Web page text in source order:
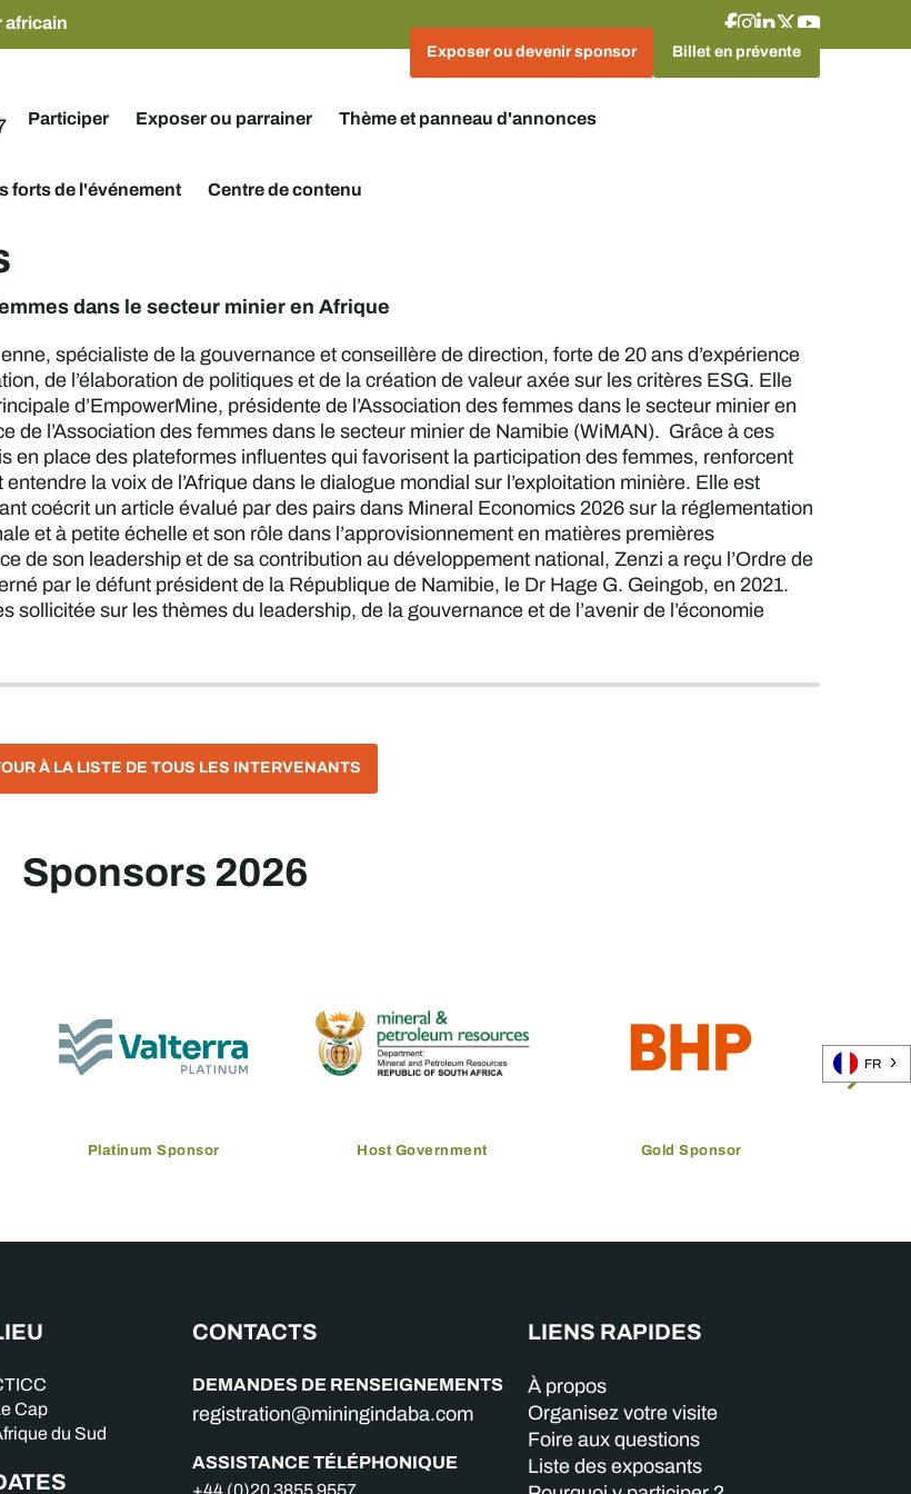
africain
Exposer ou devenir sponsor Billet en prévente
Participer Exposer ou parrainer Thème et panneau d'annonces
forts de l'événement Centre de contenu
dans le secteur minier en Afrique
spécialiste de la gouvernance et conseillère de direction, forte de 20 ans d’expérience
de l’élaboration de politiques et de la création de valeur axée sur les critères ESG. Elle
d’EmpowerMine, présidente de l’Association des femmes dans le secteur minier en
de l’Association des femmes dans le secteur minier de Namibie (WiMAN). Grâce à ces
en place des plateformes influentes qui favorisent la participation des femmes, renforcent
la voix de l’Afrique dans le dialogue mondial sur l’exploitation minière. Elle est
coécrit un article évalué par des pairs dans Mineral Economics 2026 sur la réglementation
et à petite échelle et son rôle dans l’approvisionnement en matières premières
de son leadership et de sa contribution au développement national, Zenzi a reçu l’Ordre de
par le défunt président de la République de Namibie, le Dr Hage G. Geingob, en 2021.
sollicitée sur les thèmes du leadership, de la gouvernance et de l’avenir de l’économie
À LA LISTE DE TOUS LES INTERVENANTS
Sponsors 2026
Platinum Sponsor Host Government Gold Sponsor
Cap
du Sud
CONTACTS
DEMANDES DE RENSEIGNEMENTS
registration@miningindaba.com
ASSISTANCE TÉLÉPHONIQUE
LIENS RAPIDES
À propos
Organisez votre visite
Foire aux questions
Liste des exposants
FR